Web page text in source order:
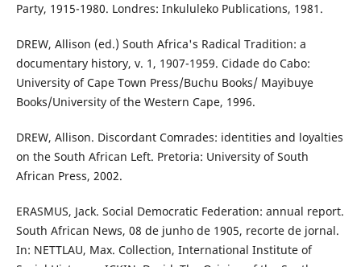
Party, 1915-1980. Londres: Inkululeko Publications, 1981.
DREW, Allison (ed.) South Africa's Radical Tradition: a
documentary history, v. 1, 1907-1959. Cidade do Cabo:
University of Cape Town Press/Buchu Books/ Mayibuye
Books/University of the Western Cape, 1996.
DREW, Allison. Discordant Comrades: identities and loyalties
on the South African Left. Pretoria: University of South
African Press, 2002.
ERASMUS, Jack. Social Democratic Federation: annual report.
South African News, 08 de junho de 1905, recorte de jornal.
In: NETTLAU, Max. Collection, International Institute of